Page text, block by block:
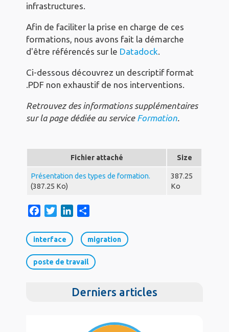
infrastructures.
Afin de faciliter la prise en charge de ces
formations, nous avons fait la démarche
d'être référencés sur le Datadock.
Ci-dessous découvrez un descriptif format
.PDF non exhaustif de nos interventions.
Retrouvez des informations supplémentaires
sur la page dédiée au service Formation.
Fichier attaché Size
Présentation des types de formation.
(387.25 Ko)
387.25
Ko
c
e
b
o
i
t
t
e
e
d
n
a
r
e
interface migration
poste de travail
Derniers articles